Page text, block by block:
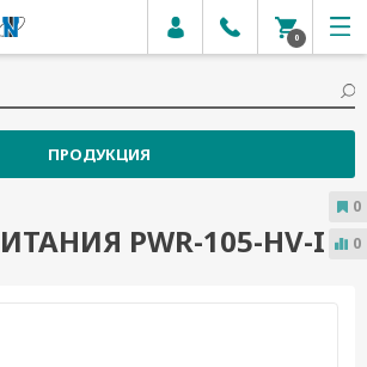
0
ПРОДУКЦИЯ
PWR-105-HV-I
0
0